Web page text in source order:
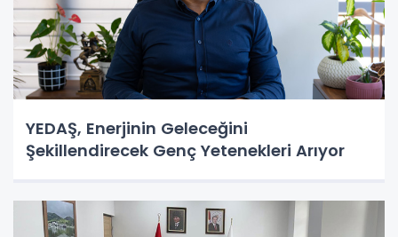
YEDAŞ, Enerjinin Geleceğini
Şekillendirecek Genç Yetenekleri Arıyor